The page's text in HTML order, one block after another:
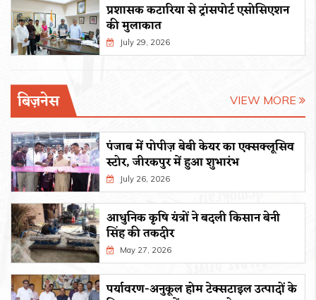
प्रशासक कटारिया से ट्रांसपोर्ट एसोसिएशन
की मुलाकात
July 29, 2026
बिज़नेस VIEW MORE
पंजाब में पोपीज़ बेबी केयर का एक्सक्लूसिव
स्टोर, जीरकपुर में हुआ शुभारंभ
July 26, 2026
आधुनिक कृषि यंत्रों ने बदली किसान बेनी
सिंह की तकदीर
May 27, 2026
पर्यावरण-अनुकूल होम टेक्सटाइल उत्पादों के